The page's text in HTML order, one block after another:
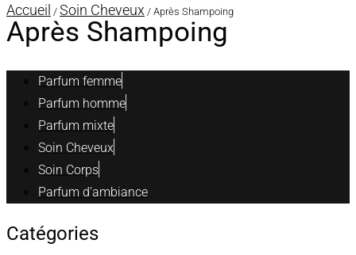
Accueil / Soin Cheveux / Après Shampoing
Après Shampoing
Parfum femme
Parfum homme
Parfum mixte
Soin Cheveux
Soin Corps
Parfum d’ambiance
Catégories